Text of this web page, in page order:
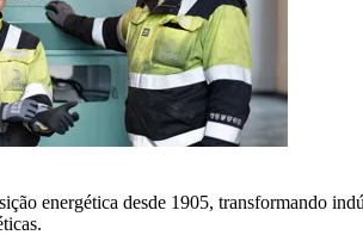
energética desde 1905, transformando